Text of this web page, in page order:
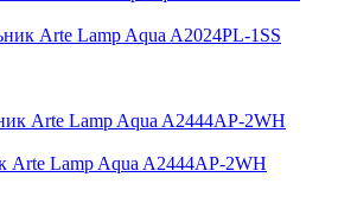
Arte Lamp Aqua A2024PL-1SS
Arte Lamp Aqua A2444AP-2WH